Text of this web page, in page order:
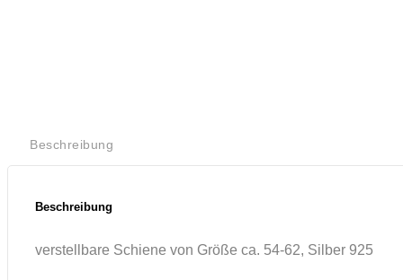
Beschreibung
Beschreibung
verstellbare Schiene von Größe ca. 54-62, Silber 925